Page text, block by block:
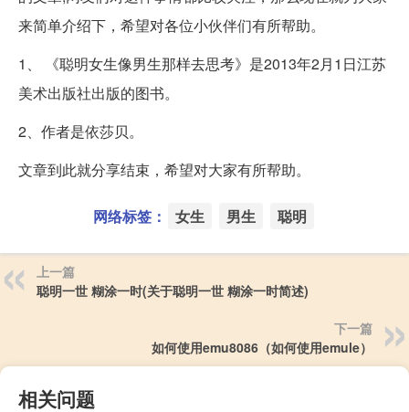
来简单介绍下，希望对各位小伙伴们有所帮助。
1、 《聪明女生像男生那样去思考》是2013年2月1日江苏
美术出版社出版的图书。
2、作者是依莎贝。
文章到此就分享结束，希望对大家有所帮助。
网络标签： 女生 男生 聪明
上一篇
聪明一世 糊涂一时(关于聪明一世 糊涂一时简述)
下一篇
如何使用emu8086（如何使用emule）
相关问题